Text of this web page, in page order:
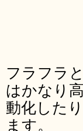
フラフラ
はかなり
動化した
ます。